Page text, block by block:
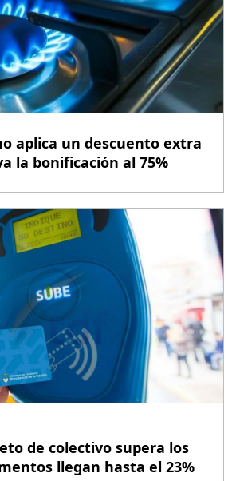
aplica un descuento extra
la bonificación al 75%
de colectivo supera los
llegan hasta el 23%